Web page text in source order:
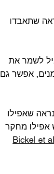
שתאבדו
לשמר את
כשלא מתאמנים, אפשר גם
שאפילו
אפילו מחקר
Bickel et